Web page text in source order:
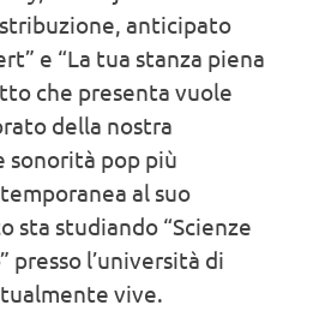
anticipato
e “La tua stanza piena
che presenta vuole
della nostra
sonorità pop più
al suo
sta studiando “Scienze
presso l’università di
vive.